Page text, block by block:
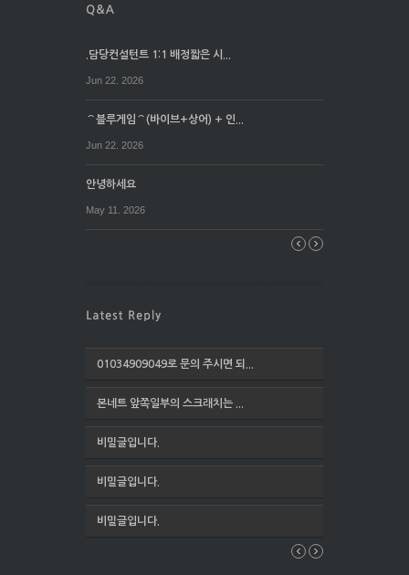
.담당컨설턴트 1:1 배정짧은 시...
Jun 22. 2026
⌒블루게임⌒(바이브+상어) + 인...
Jun 22. 2026
안녕하세요
May 11. 2026
01034909049로 문의 주시면 되...
본네트 앞쪽일부의 스크래치는 ...
비밀글입니다.
비밀글입니다.
비밀글입니다.